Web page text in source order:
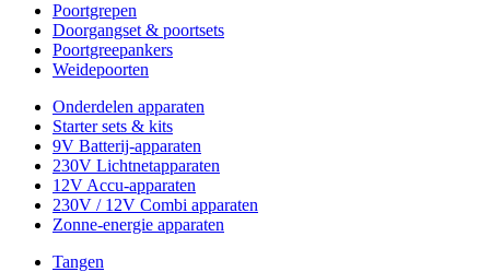
Poortgrepen
Doorgangset & poortsets
Poortgreepankers
Weidepoorten
Onderdelen apparaten
Starter sets & kits
9V Batterij-apparaten
230V Lichtnetapparaten
12V Accu-apparaten
230V / 12V Combi apparaten
Zonne-energie apparaten
Tangen